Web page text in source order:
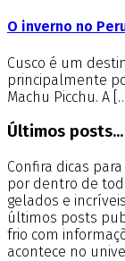
O inverno no
Cusco é um
principalmente
Machu Picchu. A
Últimos posts...
Confira dicas
por dentro de
gelados e
últimos posts
frio com
acontece no